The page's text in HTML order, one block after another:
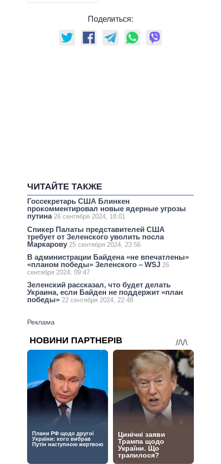
Поделиться:
ЧИТАЙТЕ ТАКЖЕ
Госсекретарь США Блинкен
прокомментировал новые ядерные угрозы
путина 26 сентября 2024, 18:01
Спикер Палаты представителей США
требует от Зеленского уволить посла
Маркарову 25 сентября 2024, 23:56
В администрации Байдена «не впечатлены»
«планом победы» Зеленского – WSJ 26
сентября 2024, 09:47
Зеленский рассказал, что будет делать
Украина, если Байден не поддержит «план
победы» 22 сентября 2024, 22:48